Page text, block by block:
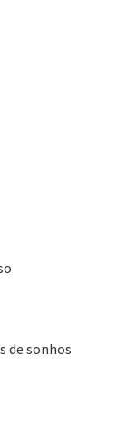
de sonhos